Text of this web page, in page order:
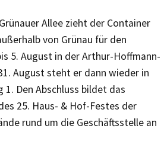
Allee zieht der Container
von Grünau für den
5. August in der Arthur-Hoffmann-
August steht er dann wieder in
1. Den Abschluss bildet das
25. Haus- & Hof-Festes der
rund um die Geschäftsstelle an